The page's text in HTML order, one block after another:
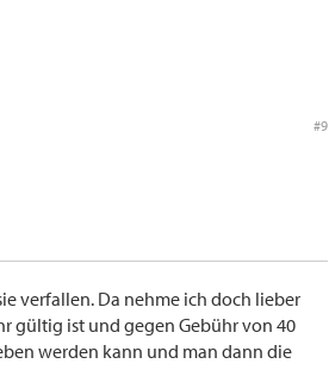
#9
verfallen. Da nehme ich doch lieber
gültig ist und gegen Gebühr von 40
werden kann und man dann die